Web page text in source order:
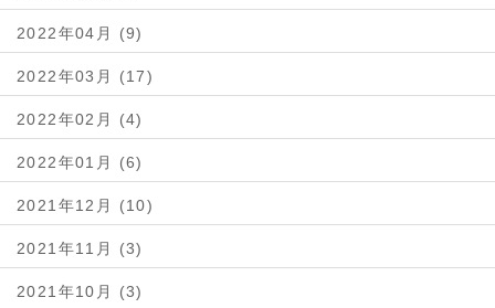
2022年04月 (9)
2022年03月 (17)
2022年02月 (4)
2022年01月 (6)
2021年12月 (10)
2021年11月 (3)
2021年10月 (3)